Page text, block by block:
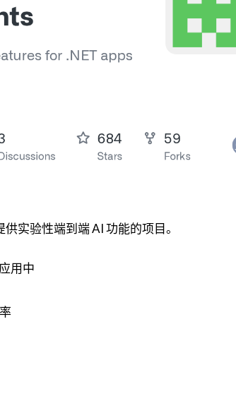
实验性端到端 AI 功能的项目。
用中